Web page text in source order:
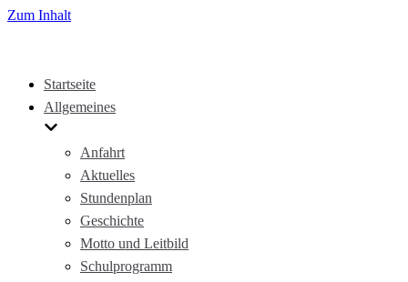
Zum Inhalt
Startseite
Allgemeines
Anfahrt
Aktuelles
Stundenplan
Geschichte
Motto und Leitbild
Schulprogramm